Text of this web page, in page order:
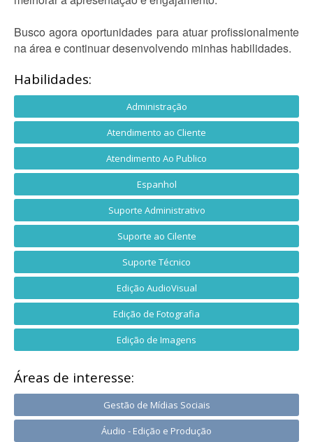
Busco agora oportunidades para atuar profissionalmente
na área e continuar desenvolvendo minhas habilidades.
Habilidades:
Administração
Atendimento ao Cliente
Atendimento Ao Publico
Espanhol
Suporte Administrativo
Suporte ao Cilente
Suporte Técnico
Edição AudioVisual
Edição de Fotografia
Edição de Imagens
Áreas de interesse:
Gestão de Mídias Sociais
Áudio - Edição e Produção